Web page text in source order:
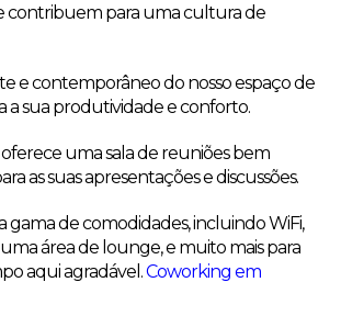
contribuem para uma cultura de
e contemporâneo do nosso espaço de
a sua produtividade e conforto.
uma sala de reuniões bem
as suas apresentações e discussões.
de comodidades, incluindo WiFi,
área de lounge, e muito mais para
aqui agradável.Coworking em